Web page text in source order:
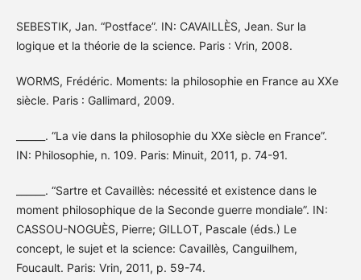
SEBESTIK, Jan. “Postface”. IN: CAVAILLÈS, Jean. Sur la
logique et la théorie de la science. Paris : Vrin, 2008.
WORMS, Frédéric. Moments: la philosophie en France au XXe
siècle. Paris : Gallimard, 2009.
______. “La vie dans la philosophie du XXe siècle en France”.
IN: Philosophie, n. 109. Paris: Minuit, 2011, p. 74-91.
______. “Sartre et Cavaillès: nécessité et existence dans le
moment philosophique de la Seconde guerre mondiale”. IN:
CASSOU-NOGUÈS, Pierre; GILLOT, Pascale (éds.) Le
concept, le sujet et la science: Cavaillès, Canguilhem,
Foucault. Paris: Vrin, 2011, p. 59-74.